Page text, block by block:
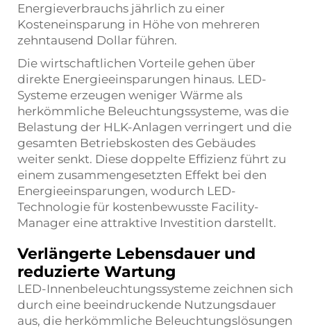
Energieverbrauchs jährlich zu einer
Kosteneinsparung in Höhe von mehreren
zehntausend Dollar führen.
Die wirtschaftlichen Vorteile gehen über
direkte Energieeinsparungen hinaus. LED-
Systeme erzeugen weniger Wärme als
herkömmliche Beleuchtungssysteme, was die
Belastung der HLK-Anlagen verringert und die
gesamten Betriebskosten des Gebäudes
weiter senkt. Diese doppelte Effizienz führt zu
einem zusammengesetzten Effekt bei den
Energieeinsparungen, wodurch LED-
Technologie für kostenbewusste Facility-
Manager eine attraktive Investition darstellt.
Verlängerte Lebensdauer und
reduzierte Wartung
LED-Innenbeleuchtungssysteme zeichnen sich
durch eine beeindruckende Nutzungsdauer
aus, die herkömmliche Beleuchtungslösungen